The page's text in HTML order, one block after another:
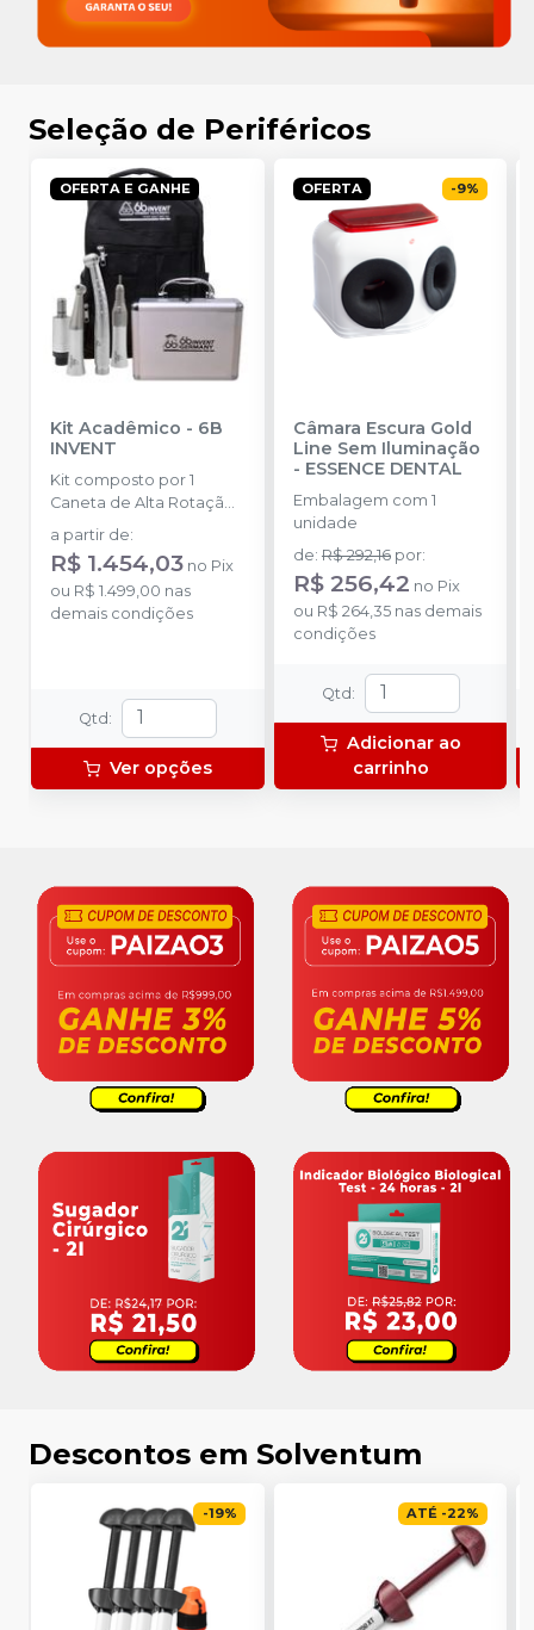
Seleção de Periféricos
OFERTA E GANHE
Kit Acadêmico - 6B
INVENT
Kit composto por 1
Caneta de Alta Rotação ,
1 Caneta de Baixa
Rotação, 1 Micromotor e
1 Peça Reta e mochila
a partir de:
R$ 1.454,03 no Pix
ou R$ 1.499,00 nas
demais condições
Qtd :
Ver opções
OFERTA -9%
Câmara Escura Gold
Line Sem Iluminação
- ESSENCE DENTAL
Embalagem com 1
unidade
de: R$ 292,16 por:
R$ 256,42 no Pix
ou R$ 264,35nas demais
condições
Qtd :
Adicionar ao
carrinho
Descontos em Solventum
-19% ATÉ -22%